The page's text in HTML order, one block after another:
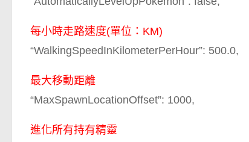
每小時走路速度(單位：KM)
“WalkingSpeedInKilometerPerHour”: 500.0,
最大移動距離
“MaxSpawnLocationOffset”: 1000,
進化所有持有精靈